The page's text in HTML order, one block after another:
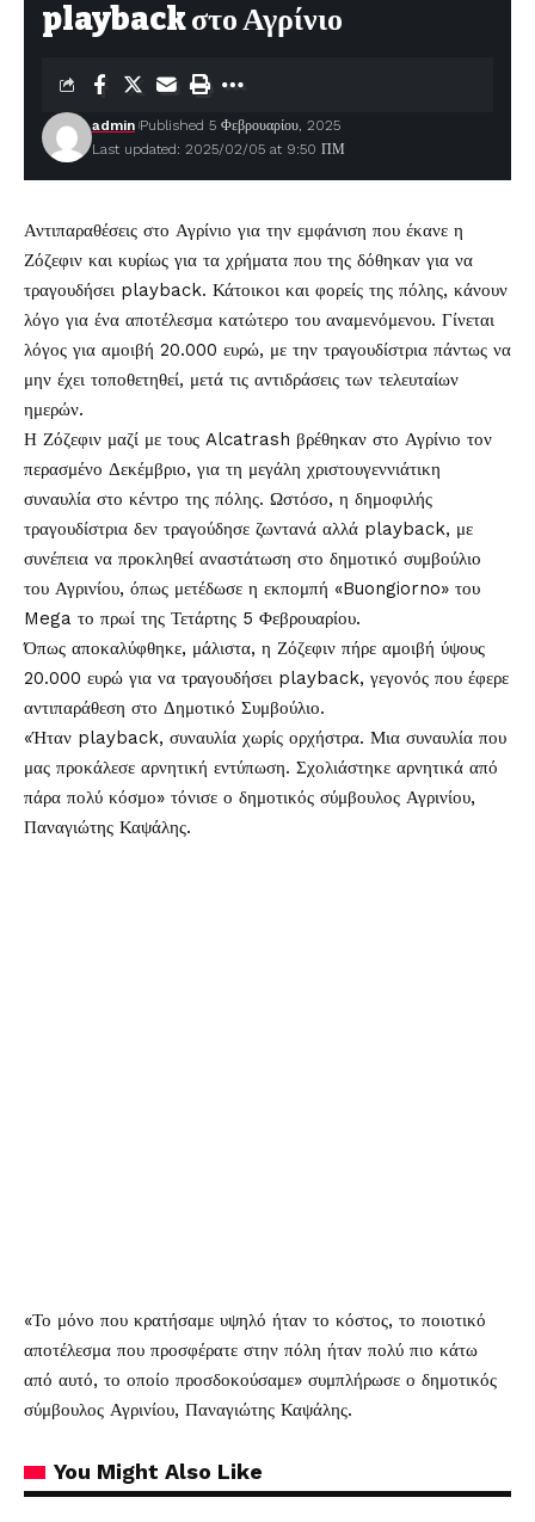
playback στο Αγρίνιο
Last updated: 2025/02/05 at 9:50 ΠΜ
admin Published 5 Φεβρουαρίου, 2025
Αντιπαραθέσεις στο Αγρίνιο για την εμφάνιση που έκανε η
Ζόζεφιν και κυρίως για τα χρήματα που της δόθηκαν για να
τραγουδήσει playback. Κάτοικοι και φορείς της πόλης, κάνουν
λόγο για ένα αποτέλεσμα κατώτερο του αναμενόμενου. Γίνεται
λόγος για αμοιβή 20.000 ευρώ, με την τραγουδίστρια πάντως να
μην έχει τοποθετηθεί, μετά τις αντιδράσεις των τελευταίων
ημερών.
Η Ζόζεφιν μαζί με τους Alcatrash βρέθηκαν στο Αγρίνιο τον
περασμένο Δεκέμβριο, για τη μεγάλη χριστουγεννιάτικη
συναυλία στο κέντρο της πόλης. Ωστόσο, η δημοφιλής
τραγουδίστρια δεν τραγούδησε ζωντανά αλλά playback, με
συνέπεια να προκληθεί αναστάτωση στο δημοτικό συμβούλιο
του Αγρινίου, όπως μετέδωσε η εκπομπή «Buongiorno» του
Mega το πρωί της Τετάρτης 5 Φεβρουαρίου.
Όπως αποκαλύφθηκε, μάλιστα, η Ζόζεφιν πήρε αμοιβή ύψους
20.000 ευρώ για να τραγουδήσει playback, γεγονός που έφερε
αντιπαράθεση στο Δημοτικό Συμβούλιο.
«Ήταν playback, συναυλία χωρίς ορχήστρα. Μια συναυλία που
μας προκάλεσε αρνητική εντύπωση. Σχολιάστηκε αρνητικά από
πάρα πολύ κόσμο» τόνισε ο δημοτικός σύμβουλος Αγρινίου,
Παναγιώτης Καψάλης.
«Το μόνο που κρατήσαμε υψηλό ήταν το κόστος, το ποιοτικό
αποτέλεσμα που προσφέρατε στην πόλη ήταν πολύ πιο κάτω
από αυτό, το οποίο προσδοκούσαμε» συμπλήρωσε ο δημοτικός
σύμβουλος Αγρινίου, Παναγιώτης Καψάλης.
You Might Also Like